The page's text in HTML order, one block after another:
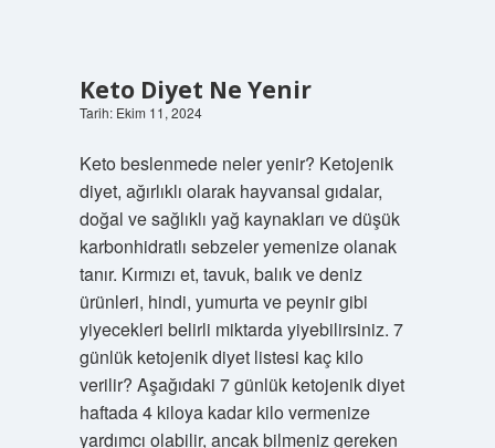
Keto Diyet Ne Yenir
Tarih: Ekim 11, 2024
Keto beslenmede neler yenir? Ketojenik
diyet, ağırlıklı olarak hayvansal gıdalar,
doğal ve sağlıklı yağ kaynakları ve düşük
karbonhidratlı sebzeler yemenize olanak
tanır. Kırmızı et, tavuk, balık ve deniz
ürünleri, hindi, yumurta ve peynir gibi
yiyecekleri belirli miktarda yiyebilirsiniz. 7
günlük ketojenik diyet listesi kaç kilo
verilir? Aşağıdaki 7 günlük ketojenik diyet
haftada 4 kiloya kadar kilo vermenize
yardımcı olabilir, ancak bilmeniz gereken